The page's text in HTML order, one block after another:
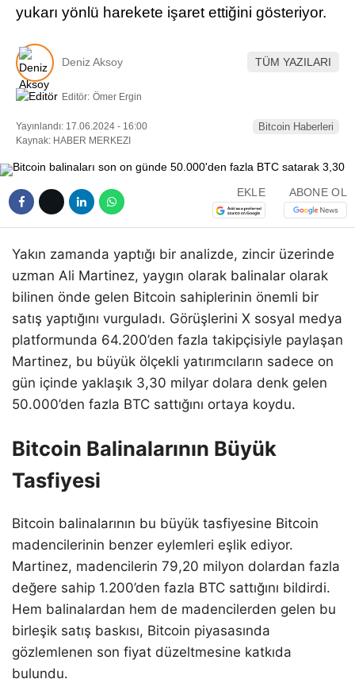
yukarı yönlü harekete işaret ettiğini gösteriyor.
Deniz Aksoy TÜM YAZILARI
Editör: Ömer Ergin
Yayınlandı: 17.06.2024 - 16:00
Kaynak: HABER MERKEZI
Bitcoin Haberleri
EKLE ABONE OL
Yakın zamanda yaptığı bir analizde, zincir üzerinde
uzman Ali Martinez, yaygın olarak balinalar olarak
bilinen önde gelen Bitcoin sahiplerinin önemli bir
satış yaptığını vurguladı. Görüşlerini X sosyal medya
platformunda 64.200’den fazla takipçisiyle paylaşan
Martinez, bu büyük ölçekli yatırımcıların sadece on
gün içinde yaklaşık 3,30 milyar dolara denk gelen
50.000’den fazla BTC sattığını ortaya koydu.
Bitcoin Balinalarının Büyük
Tasfiyesi
Bitcoin balinalarının bu büyük tasfiyesine Bitcoin
madencilerinin benzer eylemleri eşlik ediyor.
Martinez, madencilerin 79,20 milyon dolardan fazla
değere sahip 1.200’den fazla BTC sattığını bildirdi.
Hem balinalardan hem de madencilerden gelen bu
birleşik satış baskısı, Bitcoin piyasasında
gözlemlenen son fiyat düzeltmesine katkıda
bulundu.